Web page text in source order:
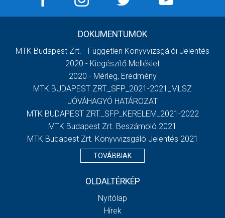
DOKUMENTUMOK
MTK Budapest Zrt. - Független Könyvvizsgálói Jelentés
2020 - Kiegészítő Melléklet
2020 - Mérleg, Eredmény
MTK BUDAPEST ZRT._SFP_2021-2021_MLSZ
JÓVÁHAGYÓ HATÁROZAT
MTK BUDAPEST ZRT._SFP_KERELEM_2021-2022
MTK Budapest Zrt. Beszámoló 2021
MTK Budapest Zrt. Könyvvizsgáló Jelentés 2021
TOVÁBBIAK
OLDALTÉRKÉP
Nyitólap
Hírek